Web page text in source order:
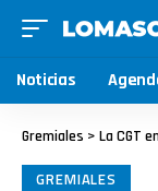
Noticias
Gremiales > La CGT
GREMIALES